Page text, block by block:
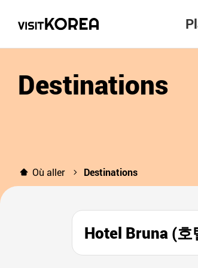
Destinations
Où aller Destinations
Hotel Bruna (